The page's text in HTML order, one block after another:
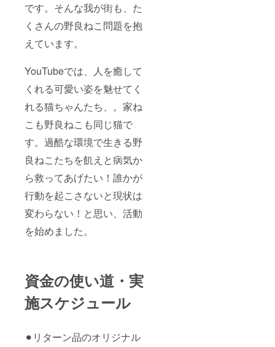
です。そんな我が街も、た
くさんの野良ねこ問題を抱
えています。
YouTubeでは、人を癒して
くれる可愛い姿を魅せてく
れる猫ちゃんたち、。家ね
こも野良ねこも同じ猫で
す。過酷な環境で生きる野
良ねこたちを飢えと病気か
ら救ってあげたい！誰かが
行動を起こさないと現状は
変わらない！と思い、活動
を始めました。
資金の使い道・実
施スケジュール
⚫︎リターン品のオリジナル